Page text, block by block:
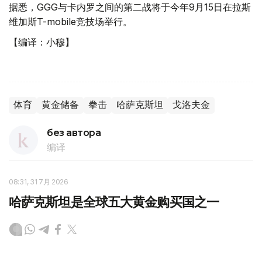
据悉，GGG与卡内罗之间的第二战将于今年9月15日在拉斯
维加斯T-mobile竞技场举行。
【编译：小穆】
体育 黄金储备 拳击 哈萨克斯坦 戈洛夫金
без автора
编译
08:31, 31 7月 2026
哈萨克斯坦是全球五大黄金购买国之一